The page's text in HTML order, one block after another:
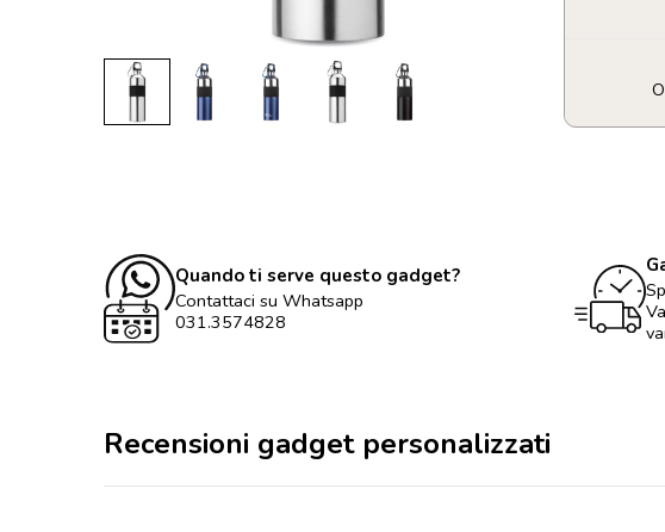
Borraccia
con
logo
quantità
Quando ti serve questo gadget?
Contattaci su Whatsapp
031.3574828
Recensioni gadget personalizzati